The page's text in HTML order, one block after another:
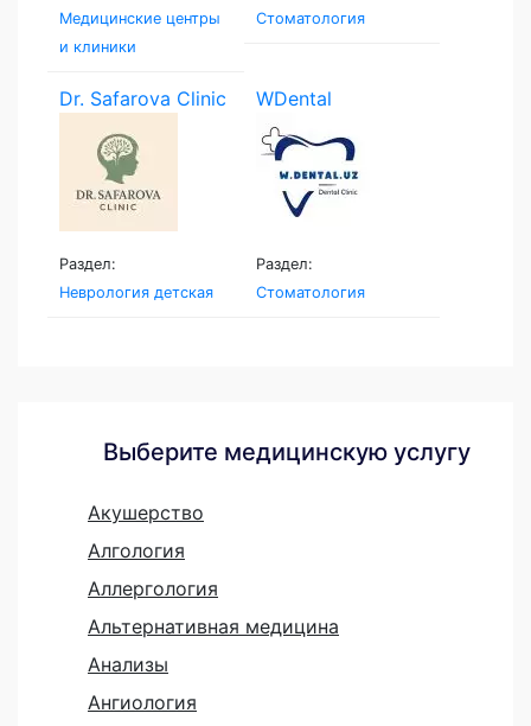
Медицинские центры
и клиники
Стоматология
Dr. Safarova Clinic
Раздел:
Неврология детская
WDental
Раздел:
Стоматология
Выберите медицинскую услугу
Акушерство
Алгология
Аллергология
Альтернативная медицина
Анализы
Ангиология